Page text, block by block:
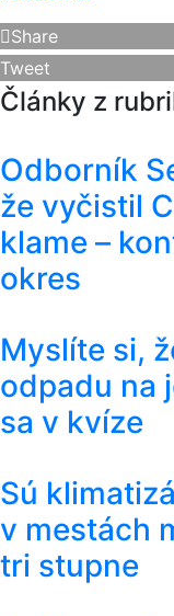
Share
Tweet
Články z
Odborník
že vyčistil
klame –
okres
Myslíte si,
odpadu na
sa v kvíze
Sú
v mestách
tri stupne